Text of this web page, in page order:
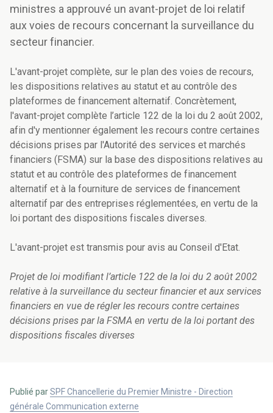
ministres a approuvé un avant-projet de loi relatif
aux voies de recours concernant la surveillance du
secteur financier.
L'avant-projet complète, sur le plan des voies de recours,
les dispositions relatives au statut et au contrôle des
plateformes de financement alternatif. Concrètement,
l'avant-projet complète l’article 122 de la loi du 2 août 2002,
afin d'y mentionner également les recours contre certaines
décisions prises par l'Autorité des services et marchés
financiers (FSMA) sur la base des dispositions relatives au
statut et au contrôle des plateformes de financement
alternatif et à la fourniture de services de financement
alternatif par des entreprises réglementées, en vertu de la
loi portant des dispositions fiscales diverses.
L'avant-projet est transmis pour avis au Conseil d'Etat.
Projet de loi modifiant l’article 122 de la loi du 2 août 2002
relative à la surveillance du secteur financier et aux services
financiers en vue de régler les recours contre certaines
décisions prises par la FSMA en vertu de la loi portant des
dispositions fiscales diverses
Publié parSPF Chancellerie du Premier Ministre - Direction
générale Communication externe